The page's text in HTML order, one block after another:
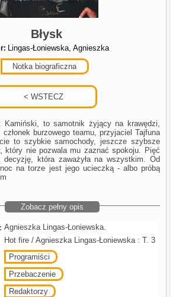
Błysk
Lingas-Łoniewska, Agnieszka
Notka biograficzna
Kamiński, to samotnik żyjący na krawędzi,
burzowego teamu, przyjaciel Tajfuna
to szybkie samochody, jeszcze szybsze
który nie pozwala mu zaznać spokoju. Pięć
decyzję, która zaważyła na wszystkim. Od
na torze jest jego ucieczką - albo próbą
Zobacz pełny opis
Agnieszka Lingas-Łoniewska.
Hot fire / Agnieszka Lingas-Łoniewska : T. 3
Programiści
Przebaczenie
Redaktorzy